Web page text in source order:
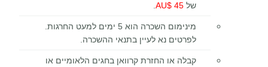
של 45 $AU
.
מינימום השכרה הוא 5 ימים למעט החרגות.
לפרטים נא לעיין בתנאי ההשכרה.
קבלה או החזרת קרוואן בחגים הלאומיים או